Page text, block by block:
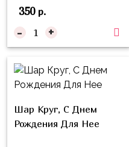
350р.
- +
Шар Круг, С Днем
Рождения Для Нее
Для
Мишка
Транспорт
Техника
Животные